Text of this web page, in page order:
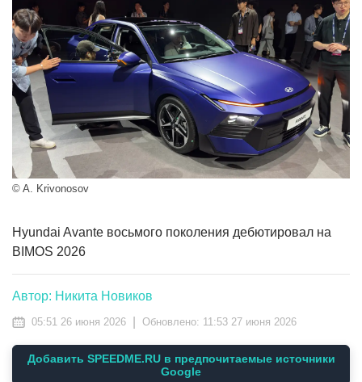
© A. Krivonosov
Hyundai Avante восьмого поколения дебютировал на
BIMOS 2026
Автор: Никита Новиков
05:51 26 июня 2026 Обновлено: 11:53 27 июня 2026
Добавить SPEEDME.RU в предпочитаемые источники
Google